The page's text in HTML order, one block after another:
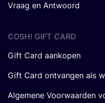
Vraag en Antwoord
COSH! GIFT CARD
Gift Card aankopen
Gift Card ontvangen als
Algemene Voorwaarden